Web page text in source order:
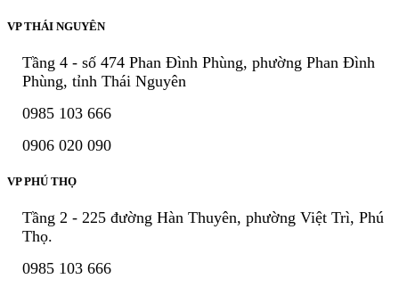
VP THÁI NGUYÊN
Tầng 4 - số 474 Phan Đình Phùng, phường Phan Đình
Phùng, tỉnh Thái Nguyên
0985 103 666
0906 020 090
VP PHÚ THỌ
Tầng 2 - 225 đường Hàn Thuyên, phường Việt Trì, Phú
Thọ.
0985 103 666